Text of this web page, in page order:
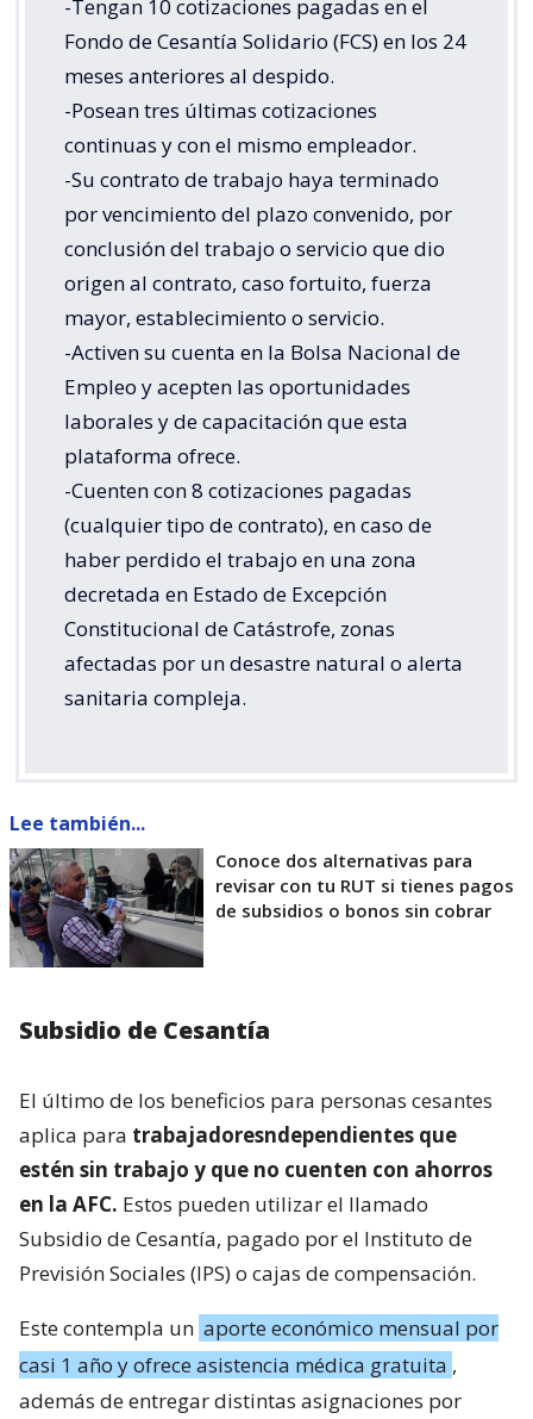
-Tengan 10 cotizaciones pagadas en el
Fondo de Cesantía Solidario (FCS) en los 24
meses anteriores al despido.
-Posean tres últimas cotizaciones
continuas y con el mismo empleador.
-Su contrato de trabajo haya terminado
por vencimiento del plazo convenido, por
conclusión del trabajo o servicio que dio
origen al contrato, caso fortuito, fuerza
mayor, establecimiento o servicio.
-Activen su cuenta en la Bolsa Nacional de
Empleo y acepten las oportunidades
laborales y de capacitación que esta
plataforma ofrece.
-Cuenten con 8 cotizaciones pagadas
(cualquier tipo de contrato), en caso de
haber perdido el trabajo en una zona
decretada en Estado de Excepción
Constitucional de Catástrofe, zonas
afectadas por un desastre natural o alerta
sanitaria compleja.
Lee también...
Conoce dos alternativas para
revisar con tu RUT si tienes pagos
de subsidios o bonos sin cobrar
Subsidio de Cesantía
El último de los beneficios para personas cesantes
aplica para trabajadoresndependientes que
estén sin trabajo y que no cuenten con ahorros
en la AFC. Estos pueden utilizar el llamado
Subsidio de Cesantía, pagado por el Instituto de
Previsión Sociales (IPS) o cajas de compensación.
Este contempla un aporte económico mensual por
casi 1 año y ofrece asistencia médica gratuita ,
además de entregar distintas asignaciones por